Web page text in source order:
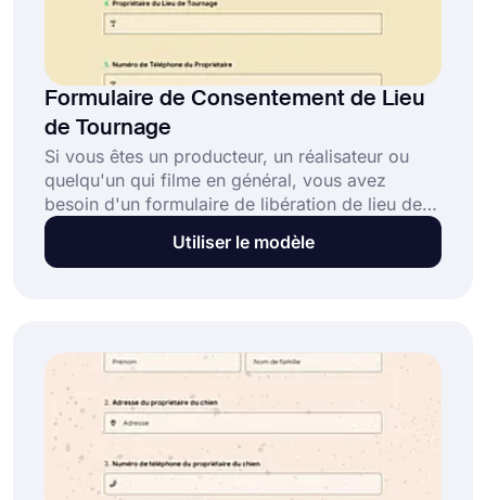
Formulaire de Consentement de Lieu
de Tournage
Si vous êtes un producteur, un réalisateur ou
quelqu'un qui filme en général, vous avez
besoin d'un formulaire de libération de lieu de
tournage pour obtenir l'autorisation avant de
tourner une scène. Vous avez donc besoin
de lieu de tournage en ligne gratuit et
commencez à créer votre propre formulaire dès
maintenant !
Utiliser le modèle